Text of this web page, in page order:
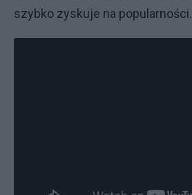
szybko zyskuje na popularności.